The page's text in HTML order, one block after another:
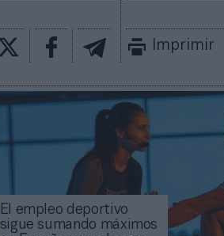
Imprimir
El empleo deportivo
sigue sumando máximos